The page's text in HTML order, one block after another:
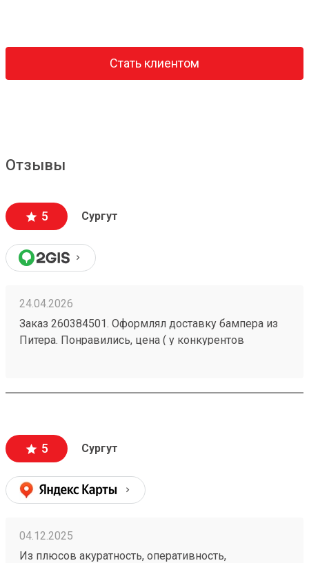
Стать клиентом
Отзывы
5 Сургут
24.04.2026
Заказ 260384501. Оформлял доставку бампера из
Питера. Понравились, цена ( у конкурентов
это местонахождение тк.
5 Сургут
04.12.2025
Из плюсов акуратность, оперативность,